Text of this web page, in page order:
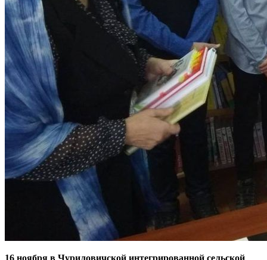
16 ноября в Чуриловичской интегрированной сельской